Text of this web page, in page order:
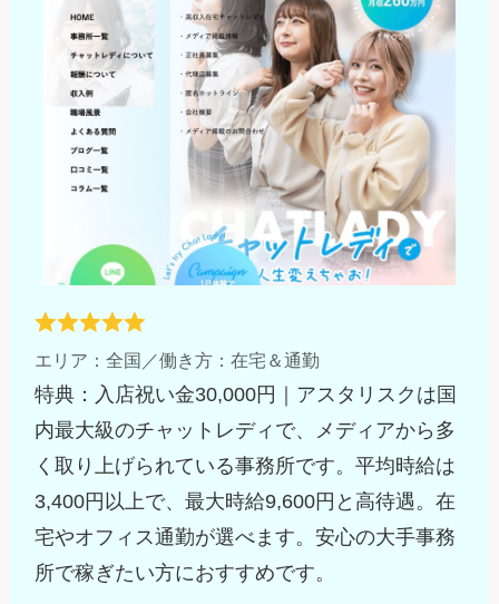
エリア：全国／働き方：在宅＆通勤
特典：入店祝い金30,000円｜アスタリスクは国
内最大級のチャットレディで、メディアから多
く取り上げられている事務所です。平均時給は
3,400円以上で、最大時給9,600円と高待遇。在
宅やオフィス通勤が選べます。安心の大手事務
所で稼ぎたい方におすすめです。